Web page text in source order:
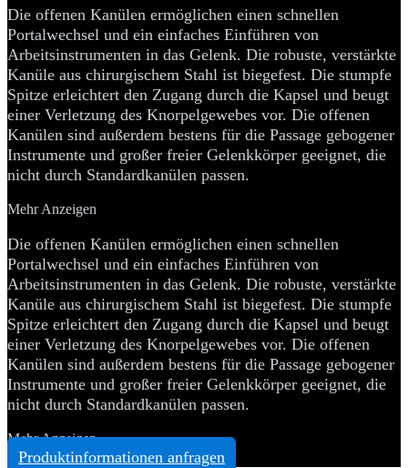
Die offenen Kanülen ermöglichen einen schnellen
Portalwechsel und ein einfaches Einführen von
Arbeitsinstrumenten in das Gelenk. Die robuste, verstärkte
Kanüle aus chirurgischem Stahl ist biegefest. Die stumpfe
Spitze erleichtert den Zugang durch die Kapsel und beugt
einer Verletzung des Knorpelgewebes vor. Die offenen
Kanülen sind außerdem bestens für die Passage gebogener
Instrumente und großer freier Gelenkkörper geeignet, die
nicht durch Standardkanülen passen.
Mehr Anzeigen
Die offenen Kanülen ermöglichen einen schnellen
Portalwechsel und ein einfaches Einführen von
Arbeitsinstrumenten in das Gelenk. Die robuste, verstärkte
Kanüle aus chirurgischem Stahl ist biegefest. Die stumpfe
Spitze erleichtert den Zugang durch die Kapsel und beugt
einer Verletzung des Knorpelgewebes vor. Die offenen
Kanülen sind außerdem bestens für die Passage gebogener
Instrumente und großer freier Gelenkkörper geeignet, die
nicht durch Standardkanülen passen.
Mehr Anzeigen
Produktinformationen anfragen